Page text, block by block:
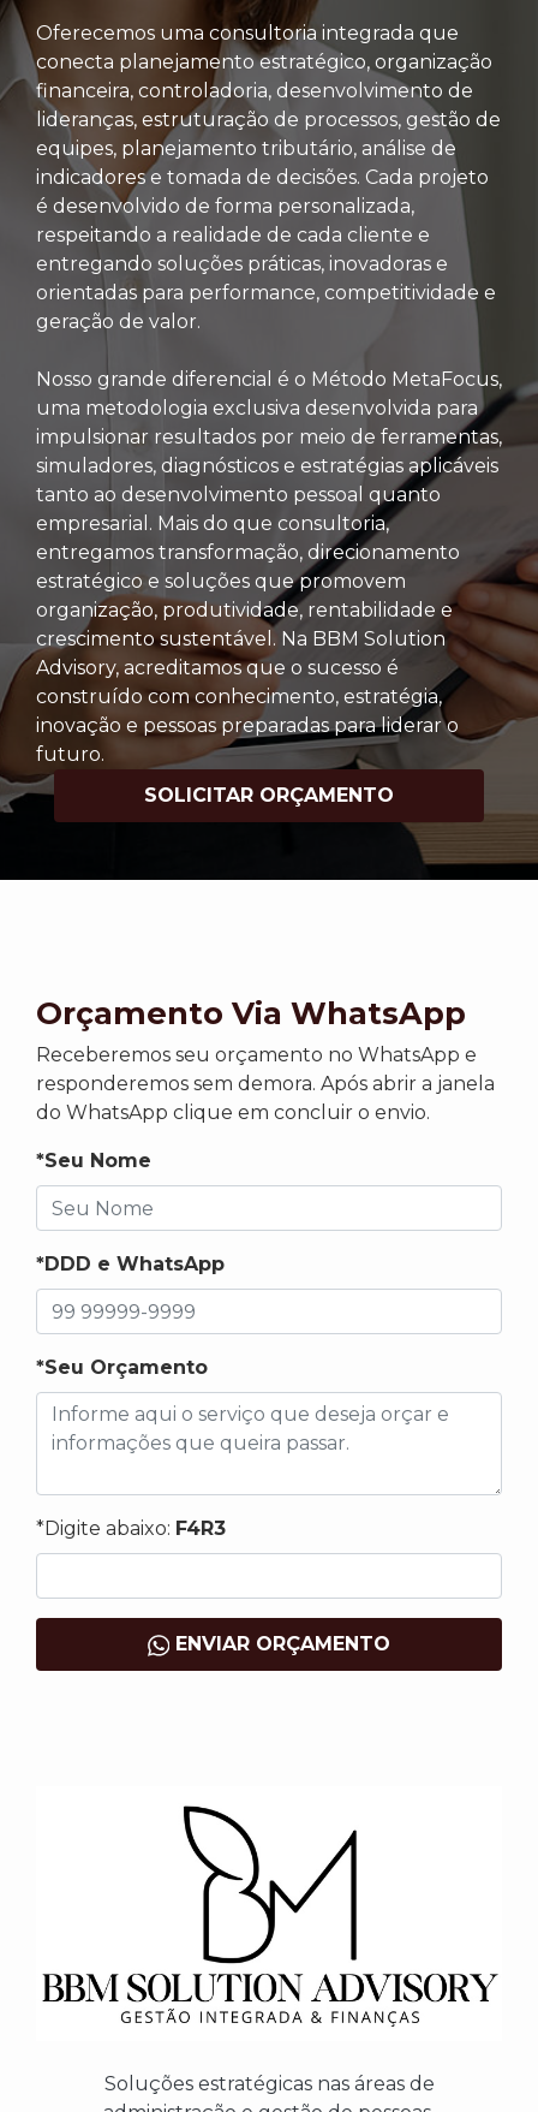
Oferecemos uma consultoria integrada que
conecta planejamento estratégico, organização
financeira, controladoria, desenvolvimento de
lideranças, estruturação de processos, gestão de
equipes, planejamento tributário, análise de
indicadores e tomada de decisões. Cada projeto
é desenvolvido de forma personalizada,
respeitando a realidade de cada cliente e
entregando soluções práticas, inovadoras e
orientadas para performance, competitividade e
geração de valor.
Nosso grande diferencial é o Método MetaFocus,
uma metodologia exclusiva desenvolvida para
impulsionar resultados por meio de ferramentas,
simuladores, diagnósticos e estratégias aplicáveis
tanto ao desenvolvimento pessoal quanto
empresarial. Mais do que consultoria,
entregamos transformação, direcionamento
estratégico e soluções que promovem
organização, produtividade, rentabilidade e
crescimento sustentável. Na BBM Solution
Advisory, acreditamos que o sucesso é
construído com conhecimento, estratégia,
inovação e pessoas preparadas para liderar o
futuro.
SOLICITAR ORÇAMENTO
Orçamento Via WhatsApp
Receberemos seu orçamento no WhatsApp e
responderemos sem demora. Após abrir a janela
do WhatsApp clique em concluir o envio.
*Seu Nome
*DDD e WhatsApp
*Seu Orçamento
*Digite abaixo: F4R3
ENVIAR ORÇAMENTO
Soluções estratégicas nas áreas de